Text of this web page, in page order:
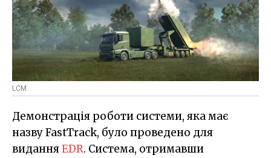
LCM
Демонстрація роботи системи, яка має
назву FastTrack, було проведено для
виданняEDR. Система, отримавши